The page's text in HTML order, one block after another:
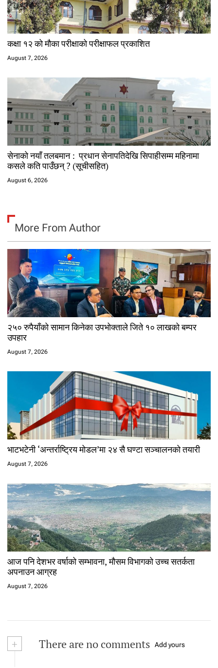
कक्षा १२ को मौका परीक्षाको परीक्षाफल प्रकाशित
August 7, 2026
सेनाको नयाँ तलबमान : प्रधान सेनापतिदेखि सिपाहीसम्म महिनामा
कसले कति पाउँछन् ? (सूचीसहित)
August 6, 2026
More From Author
२५० रुपैयाँको सामान किनेका उपभोक्ताले जिते १० लाखको बम्पर
उपहार
August 7, 2026
भाटभटेनी ‘अन्तर्राष्ट्रिय मोडल’मा २४ सै घण्टा सञ्चालनको तयारी
August 7, 2026
आज पनि देशभर वर्षाको सम्भावना, मौसम विभागको उच्च सतर्कता
अपनाउन आग्रह
August 7, 2026
+ There are no comments Add yours